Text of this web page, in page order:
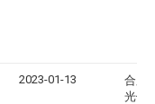
2023-01-13
合肥
光伏